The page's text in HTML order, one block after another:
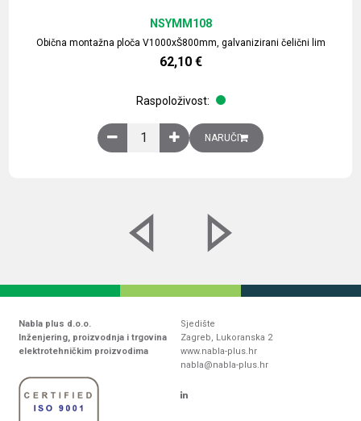
Obična montažna ploča V1000xŠ800mm, galvanizirani čelični lim
NSYMM108
62,10 €
Raspoloživost:
Obična montažna ploča V1000xŠ800mm,
NARUČI
Nabla plus d.o.o.
Inženjering, proizvodnja i trgovina
elektrotehničkim proizvodima
Sjedište
Zagreb, Lukoranska 2
www.nabla-plus.hr
nabla@nabla-plus.hr